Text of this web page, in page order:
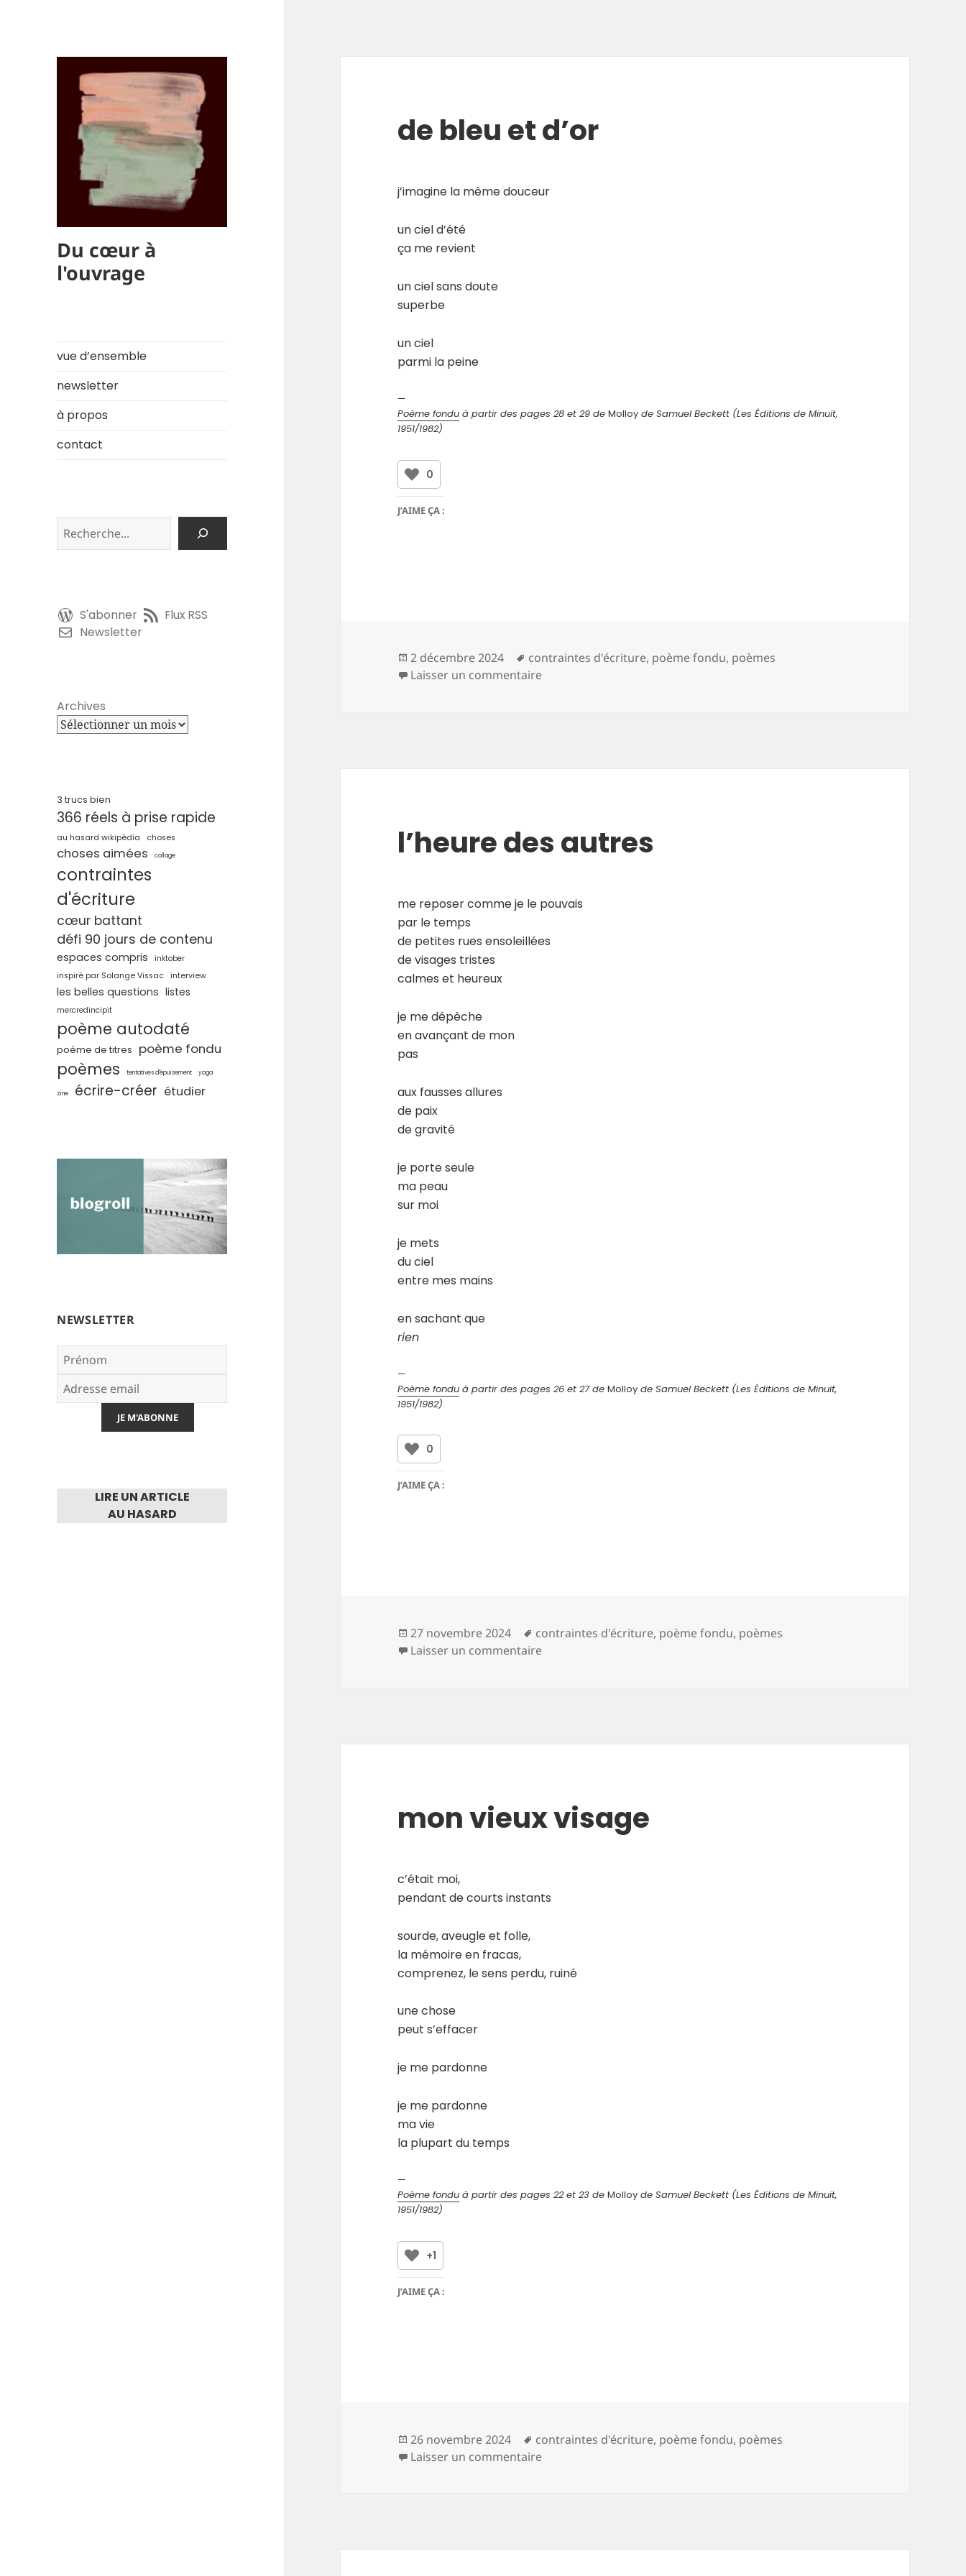
Du cœur à
l'ouvrage
vue d’ensemble
newsletter
à propos
contact
S'abonner
Flux RSS
Newsletter
Archives
3 trucs bien
366 réels à prise rapide
au hasard wikipédia choses
choses aimées collage
contraintes
d'écriture
cœur battant
défi 90 jours de contenu
espaces compris
inktober
inspiré par Solange Vissac
interview
les belles questions listes
mercredincipit
poème autodaté
poème de titres poème fondu
poèmes tentatives d'épuisement yoga
zine écrire-créer étudier
NEWSLETTER
LIRE UN ARTICLE
AU HASARD
de bleu et d’or
j’imagine la même douceur
un ciel d’été
ça me revient
un ciel sans doute
superbe
un ciel
parmi la peine
—
Poème fondu à partir des pages 28 et 29 deMolloy de Samuel Beckett (Les Éditions de Minuit,
1951/1982)
0
J’AIME ÇA :
Publié
le
2 décembre 2024
Mots-
clés
contraintes d'écriture, poème fondu, poèmes
Laisser un commentairesur de bleu et d’or
l’heure des autres
me reposer comme je le pouvais
par le temps
de petites rues ensoleillées
de visages tristes
calmes et heureux
je me dépêche
en avançant de mon
pas
aux fausses allures
de paix
de gravité
je porte seule
ma peau
sur moi
je mets
du ciel
entre mes mains
en sachant que
rien
—
Poème fondu à partir des pages 26 et 27 deMolloy de Samuel Beckett (Les Éditions de Minuit,
1951/1982)
0
J’AIME ÇA :
Publié
le
27 novembre 2024
Mots-
clés
contraintes d'écriture, poème fondu, poèmes
Laisser un commentairesur l’heure des autres
mon vieux visage
c’était moi,
pendant de courts instants
sourde, aveugle et folle,
la mémoire en fracas,
comprenez, le sens perdu, ruiné
une chose
peut s’effacer
je me pardonne
je me pardonne
ma vie
la plupart du temps
—
Poème fondu à partir des pages 22 et 23 deMolloy de Samuel Beckett (Les Éditions de Minuit,
1951/1982)
+1
J’AIME ÇA :
Publié
le
26 novembre 2024
Mots-
clés
contraintes d'écriture, poème fondu, poèmes
Laisser un commentairesur mon vieux visage